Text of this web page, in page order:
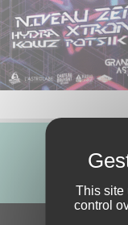
This site
control